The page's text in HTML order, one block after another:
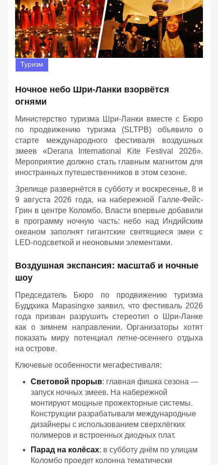
Туризм
Ночное небо Шри-Ланки взорвётся
огнями
Министерство туризма Шри-Ланки вместе с Бюро
по продвижению туризма (SLTPB) объявило о
старте международного фестиваля воздушных
змеев «Derana International Kite Festival 2026».
Мероприятие должно стать главным магнитом для
иностранных путешественников в этом сезоне.
Зрелище развернётся в субботу и воскресенье, 8 и
9 августа 2026 года, на набережной Галле-Фейс-
Грин в центре Коломбо. Власти впервые добавили
в программу ночную часть: небо над Индийским
океаном заполнят гигантские светящиеся змеи с
LED-подсветкой и неоновыми элементами.
Воздушная экспансия: масштаб и ночные
шоу
Председатель Бюро по продвижению туризма
Буддхика Марasingхе заявил, что фестиваль 2026
года призван разрушить стереотип о Шри-Ланке
как о зимнем направлении. Организаторы хотят
показать миру потенциал летне-осеннего отдыха
на острове.
Ключевые особенности мегафестиваля:
Световой прорыв: главная фишка сезона —
запуск ночных змеев. На набережной
монтируют мощные прожекторные системы.
Конструкции разрабатывали международные
дизайнеры с использованием сверхлёгких
полимеров и встроенных диодных плат.
Парад на колёсах: в субботу днём по улицам
Коломбо проедет колонна тематически